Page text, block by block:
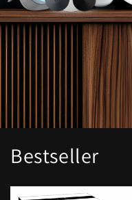
Bestseller